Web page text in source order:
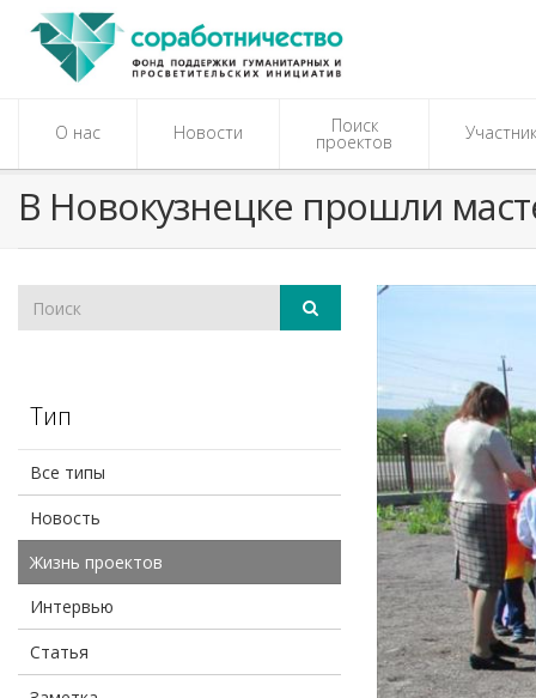
О нас Новости Поиск
проектов
В Новокузнецке прошли
Тип
Все типы
Новость
Жизнь проектов
Интервью
Статья